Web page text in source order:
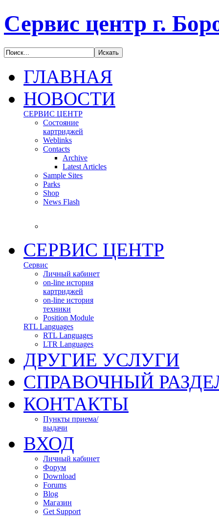
Сервис центр г.
ГЛАВНАЯ
НОВОСТИ
СЕРВИС ЦЕНТР
Состояние
картриджей
Weblinks
Contacts
Archive
Latest Articles
Sample Sites
Parks
Shop
News Flash
СЕРВИС ЦЕНТР
Сервис
Личный кабинет
on-line история
картриджей
on-line история
техники
Position Module
RTL Languages
RTL Languages
LTR Languages
ДРУГИЕ УСЛУГИ
СПРАВОЧНЫЙ
КОНТАКТЫ
Пункты приема/
выдачи
ВХОД
Личный кабинет
Форум
Download
Forums
Blog
Магазин
Get Support